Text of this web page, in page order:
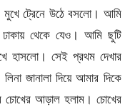
ট্রেনে উঠে বসলো। আমি
ঢাকায় থেকে যেও। আমি ছুটি
হাসলো। সেই প্রথম দেখার
জানালা দিয়ে আমার দিকে
চোখের আড়াল হলাম। চোখের